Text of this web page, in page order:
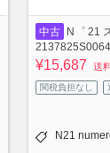
中古
N゜ 21
2137825S0064
¥15,687 送
関税負担なし
N21